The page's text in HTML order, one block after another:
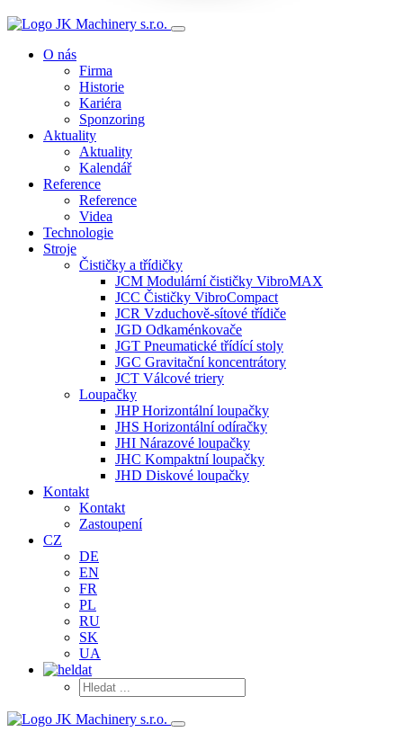
O nás
Firma
Historie
Kariéra
Sponzoring
Aktuality
Aktuality
Kalendář
Reference
Reference
Videa
Technologie
Stroje
Čističky a třídičky
JCM Modulární čističky VibroMAX
JCC Čističky VibroCompact
JCR Vzduchově-sítové třídiče
JGD Odkaménkovače
JGT Pneumatické třídící stoly
JGC Gravitační koncentrátory
JCT Válcové triery
Loupačky
JHP Horizontální loupačky
JHS Horizontální odíračky
JHI Nárazové loupačky
JHC Kompaktní loupačky
JHD Diskové loupačky
Kontakt
Kontakt
Zastoupení
CZ
DE
EN
FR
PL
RU
SK
UA